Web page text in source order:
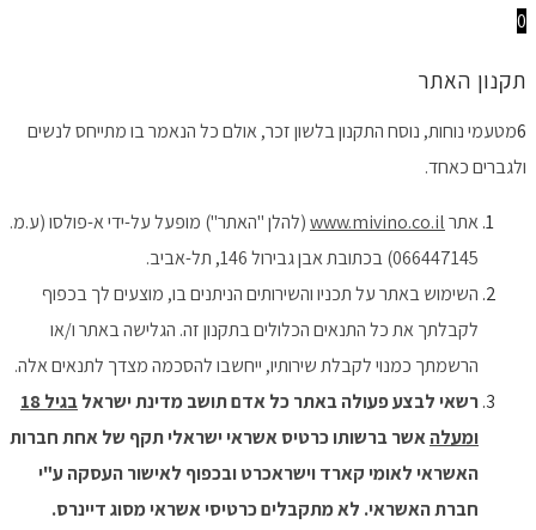
0
תקנון האתר
6מטעמי נוחות, נוסח התקנון בלשון זכר, אולם כל הנאמר בו מתייחס לנשים
ולגברים כאחד.
אתרwww.mivino.co.il(להלן "האתר") מופעל על-ידי א-פולסו (ע.מ.
066447145) בכתובת אבן גבירול 146, תל-אביב.
השימוש באתר על תכניו והשירותים הניתנים בו, מוצעים לך בכפוף
לקבלתך את כל התנאים הכלולים בתקנון זה. הגלישה באתר ו/או
הרשמתך כמנוי לקבלת שירותיו, ייחשבו להסכמה מצדך לתנאים אלה.
רשאי לבצע פעולה באתר כל אדם תושב מדינת ישראל
בגיל 18
ומעלהאשר ברשותו כרטיס אשראי ישראלי תקף של אחת חברות
האשראי לאומי קארד וישראכרט ובכפוף לאישור העסקה ע"י
חברת האשראי. לא מתקבלים כרטיסי אשראי מסוג דיינרס.